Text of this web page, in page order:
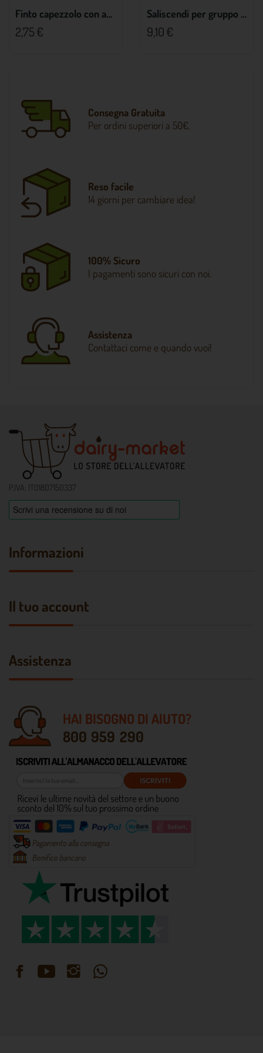
Finto capezzolo con anello
2,75 €
Saliscendi per gruppo mungitore ovocaprini
9,10 €
Consegna Gratuita
Per ordini superiori a 50€.
Reso facile
14 giorni per cambiare idea!
100% Sicuro
I pagamenti sono sicuri con noi.
Assistenza
Contattaci come e quando vuoi!
P.IVA: IT01807150337
Informazioni
Il tuo account
Assistenza
HAI BISOGNO DI AIUTO?
800 959 290